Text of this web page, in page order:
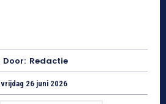
Door: Redactie
vrijdag 26 juni 2026